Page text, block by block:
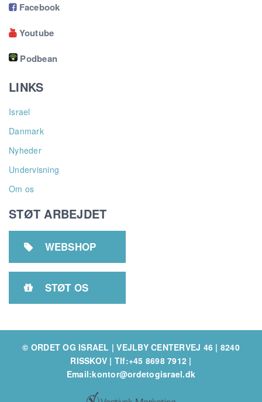
Facebook
Youtube
Podbean
LINKS
Israel
Danmark
Nyheder
Undervisning
Om os
STØT ARBEJDET
 WEBSHOP
 STØT OS
© ORDET OG ISRAEL | VEJLBY CENTERVEJ 46 | 8240
RISSKOV | Tlf:+45 8698 7912 |
Email:kontor@ordetogisrael.dk